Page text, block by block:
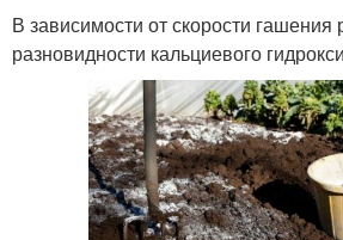
В зависимости от скорости гашения
разновидности кальциевого